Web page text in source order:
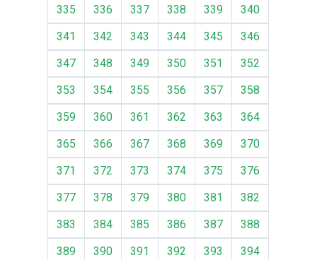
335
336 337 338 339
340
341
342 343 344 345
346
347
348 349 350 351
352
353
354 355 356 357
358
359
360 361 362 363
364
365
366 367 368 369
370
371
372 373 374 375
376
377
378 379 380 381
382
383
384 385 386 387
388
389
390 391 392 393
394